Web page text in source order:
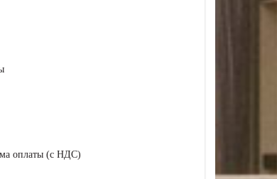
оплаты (с НДС)